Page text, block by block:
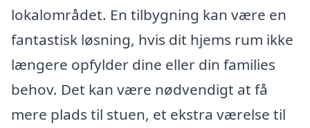
lokalområdet. En tilbygning kan være en
fantastisk løsning, hvis dit hjems rum ikke
længere opfylder dine eller din families
behov. Det kan være nødvendigt at få
mere plads til stuen, et ekstra værelse til